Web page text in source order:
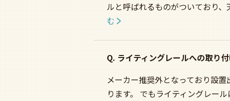
ルと呼ばれるものがついており
む
Q. ライティングレールへの取り
メーカー推奨外となっており設
ります。 でもライティングレー